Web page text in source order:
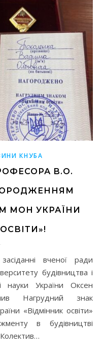
КНУБА
В.О.
МОН УКРАЇНИ
будівництва і
науки України Оксен
Нагрудний знак
«Відмінник освіти»
в будівництві